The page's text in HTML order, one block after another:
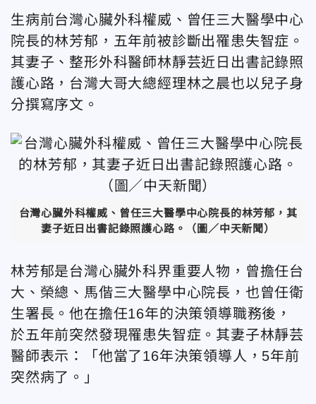
生病前台灣心臟外科權威、曾任三大醫學中心
院長的林芳郁，五年前被診斷出罹患失智症。
其妻子、整形外科醫師林靜芸近日出書記錄照
護心路， 台灣大哥大總經理林之晨也以兒子身
分撰寫序文。
台灣心臟外科權威、曾任三大醫學中心院長的林芳郁，其
妻子近日出書記錄照護心路。（圖／中天新聞）
林芳郁是台灣心臟外科界重要人物，曾擔任台
大、榮總、馬偕三大醫學中心院長，也曾任衛
生署長。他在擔任16年的決策領導職務後，
於五年前突然發現罹患失智症。其妻子林靜芸
醫師表示：「他當了16年決策領導人，5年前
突然病了。」